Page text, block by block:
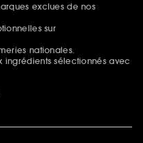
exclues de nos
sur
nationales.
ingrédients sélectionnés avec